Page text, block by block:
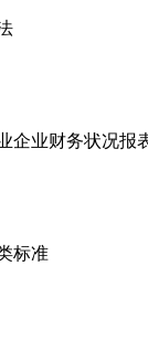
业财务状况报
标准